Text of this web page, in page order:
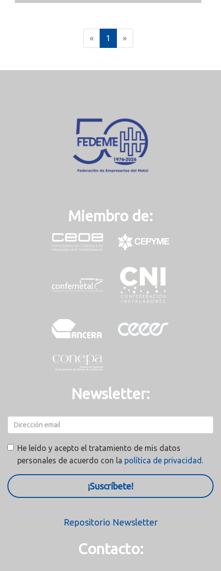
« 1
c
t
)
»
Miembro de:
Newsletter:
He leído y acepto el tratamiento de mis datos
personales de acuerdo con la política de privacidad.
¡Suscríbete!
Repositorio Newsletter
Contacto: